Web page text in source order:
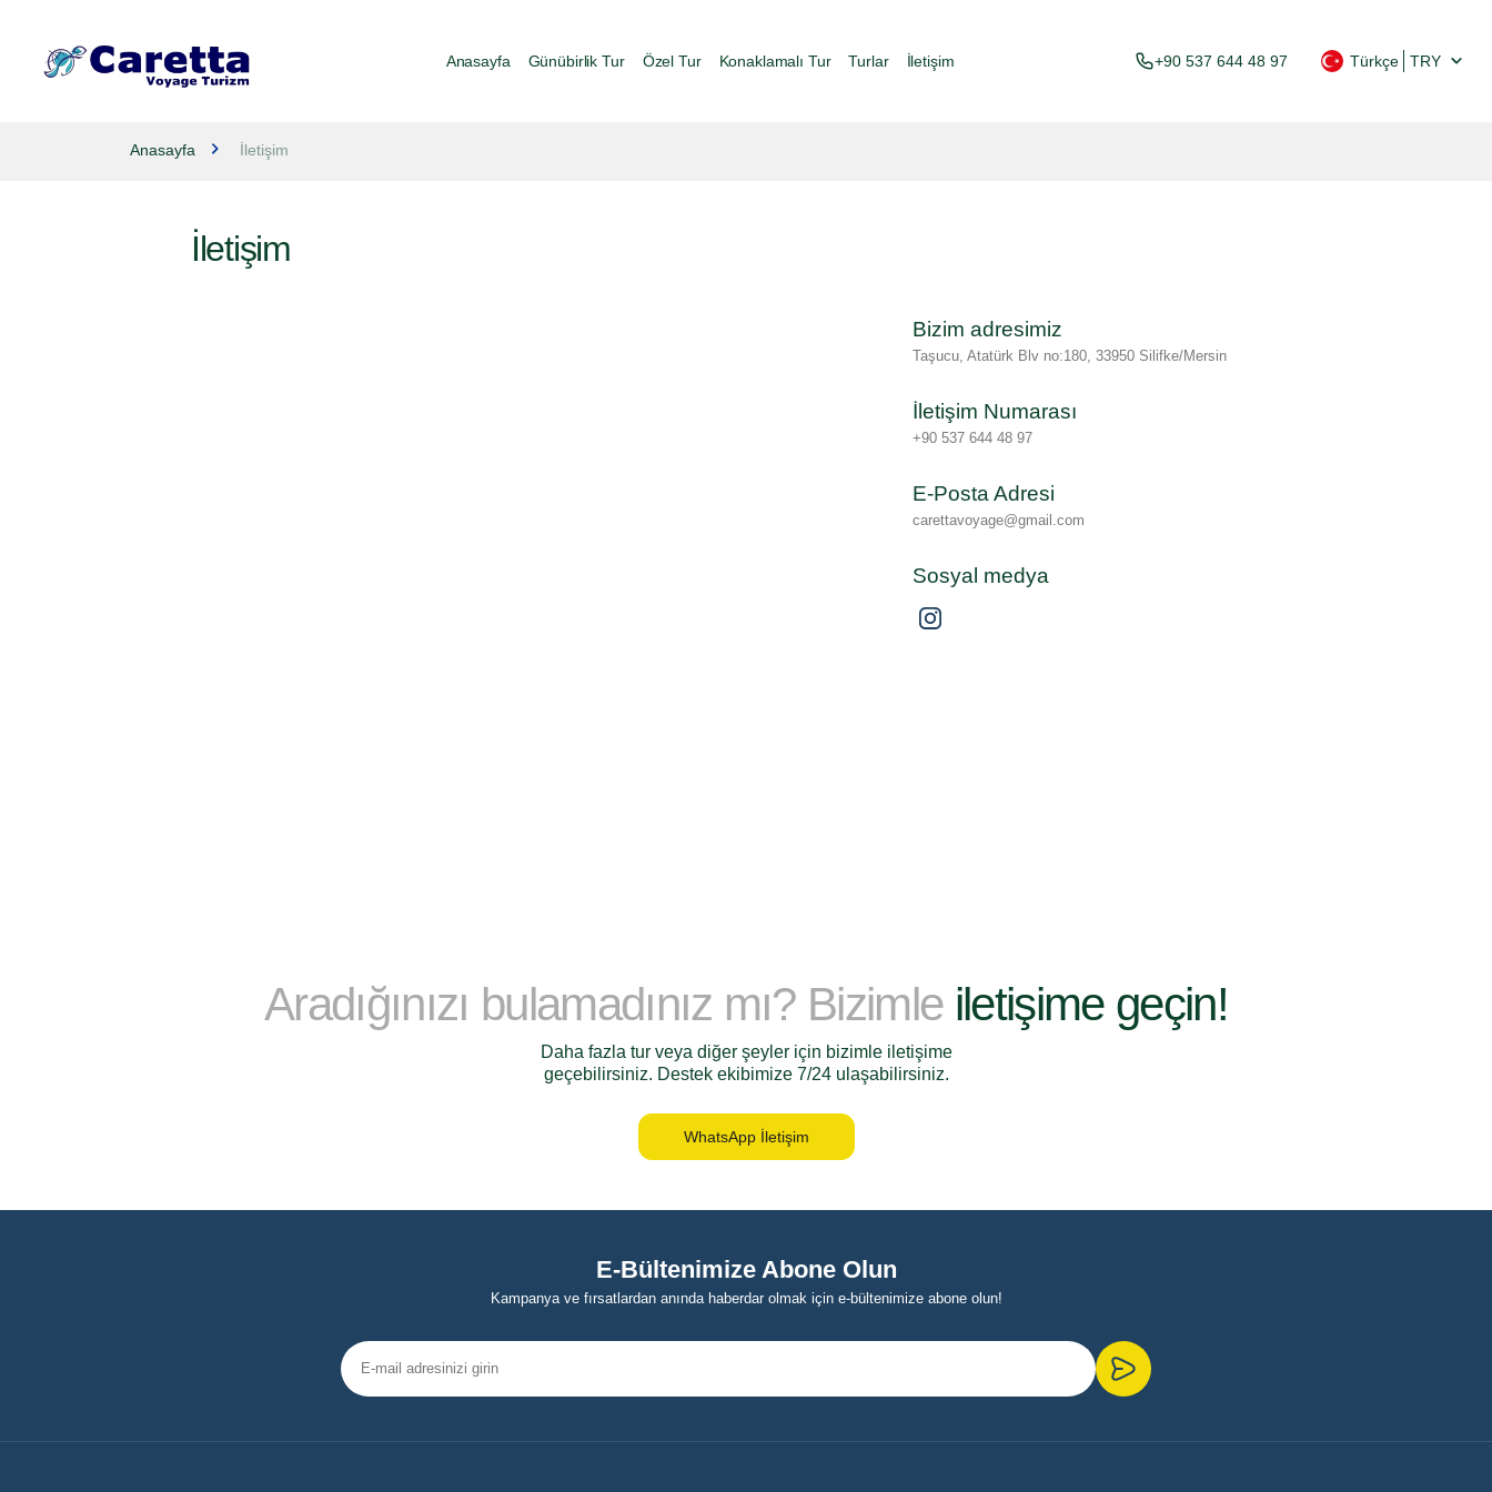
Anasayfa Günübirlik Tur Özel Tur Konaklamalı Tur Turlar İletişim +90 537 644 48 97 Türkçe TRY
Anasayfa İletişim
İletişim
Bizim adresimiz
Taşucu, Atatürk Blv no:180, 33950 Silifke/Mersin
İletişim Numarası
+90 537 644 48 97
E-Posta Adresi
carettavoyage@gmail.com
Sosyal medya
Aradığınızı bulamadınız mı? Bizimle iletişime geçin!
Daha fazla tur veya diğer şeyler için bizimle iletişime
geçebilirsiniz. Destek ekibimize 7/24 ulaşabilirsiniz.
WhatsApp İletişim
E-Bültenimize Abone Olun
Kampanya ve fırsatlardan anında haberdar olmak için e-bültenimize abone olun!